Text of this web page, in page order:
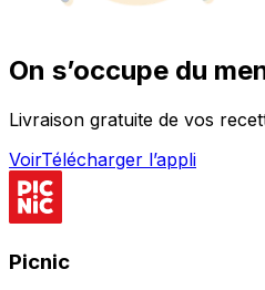
On s’occupe du
Livraison gratuite de vos
VoirTélécharger l’appli
Picnic